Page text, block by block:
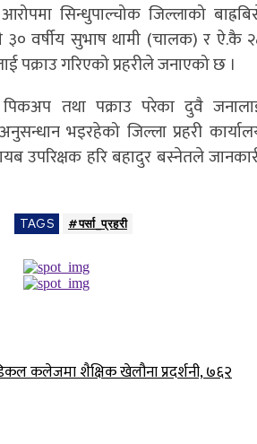
सिन्धुपाल्चोक जिल्लाको
३० वर्षीय सुभाष थामी (चालक) र ऐ.कै
पक्राउ गरिएको प्रहरीले जनाएको छ ।
पिकअप तथा पक्राउ परेका दुवै
भइरहेको जिल्ला प्रहरी
उपरिक्षक हरि बहादुर बस्नेतले
TAGS #पर्सा_प्रहरी
कलेजमा शैक्षिक खेलौना प्रदर्शनी, ७६२